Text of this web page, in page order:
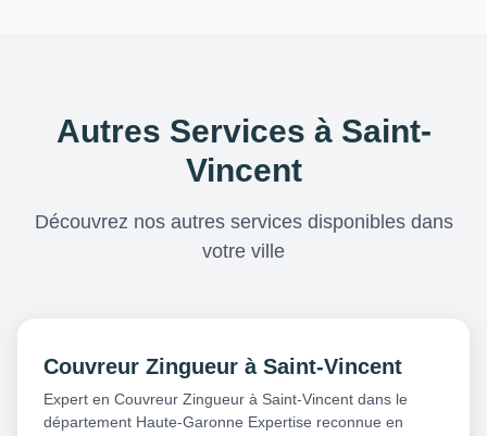
Autres Services à Saint-
Vincent
Découvrez nos autres services disponibles dans
votre ville
Couvreur Zingueur à Saint-Vincent
Expert en Couvreur Zingueur à Saint-Vincent dans le
département Haute-Garonne Expertise reconnue en